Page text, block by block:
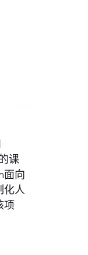
课
面向
化人
项